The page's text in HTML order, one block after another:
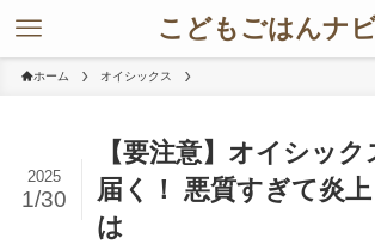
こどもごはんナ
ホーム オイシックス
【要注意】オイシッ
届く！ 悪質すぎて炎
は
2025
1/30